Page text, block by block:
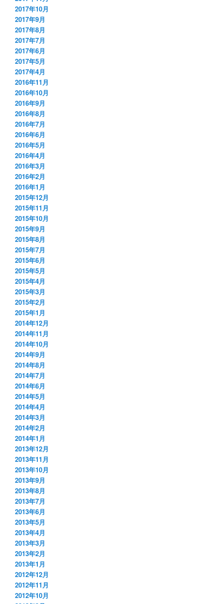
2017年10月
2017年9月
2017年8月
2017年7月
2017年6月
2017年5月
2017年4月
2016年11月
2016年10月
2016年9月
2016年8月
2016年7月
2016年6月
2016年5月
2016年4月
2016年3月
2016年2月
2016年1月
2015年12月
2015年11月
2015年10月
2015年9月
2015年8月
2015年7月
2015年6月
2015年5月
2015年4月
2015年3月
2015年2月
2015年1月
2014年12月
2014年11月
2014年10月
2014年9月
2014年8月
2014年7月
2014年6月
2014年5月
2014年4月
2014年3月
2014年2月
2014年1月
2013年12月
2013年11月
2013年10月
2013年9月
2013年8月
2013年7月
2013年6月
2013年5月
2013年4月
2013年3月
2013年2月
2013年1月
2012年12月
2012年11月
2012年10月